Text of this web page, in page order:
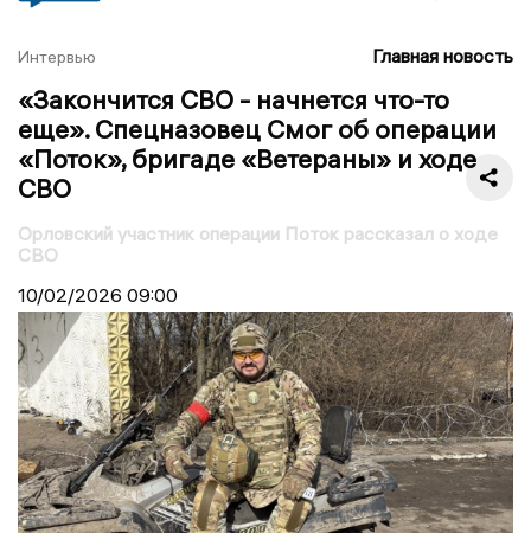
Интервью Главная новость
«Закончится СВО - начнется что-то
еще». Спецназовец Смог об операции
«Поток», бригаде «Ветераны» и ходе
СВО
Орловский участник операции Поток рассказал о ходе
СВО
10/02/2026 09:00